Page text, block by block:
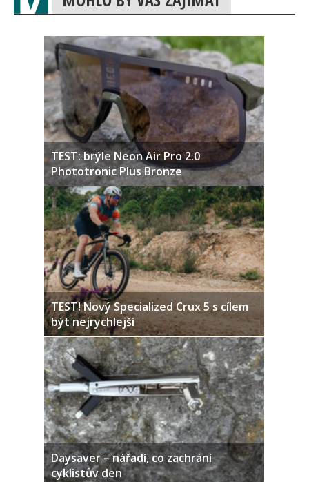
TEST: brýle Neon Air Pro 2.0
Phototronic Plus Bronze
TEST! Nový Specialized Crux 5 s cílem
být nejrychlejší
Daysaver – nářadí, co zachrání
cyklistův den